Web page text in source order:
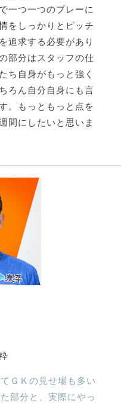
一つ一つのプレーに
をしっかりとピッチ
追求する必要があり
部分はスタッフの仕
ち自身がもっと強く
ろん自分自身にも言
。もっともっと点を
間にしたいと思いま
ＧＫの見せ場も多い
部分と、実際にやっ